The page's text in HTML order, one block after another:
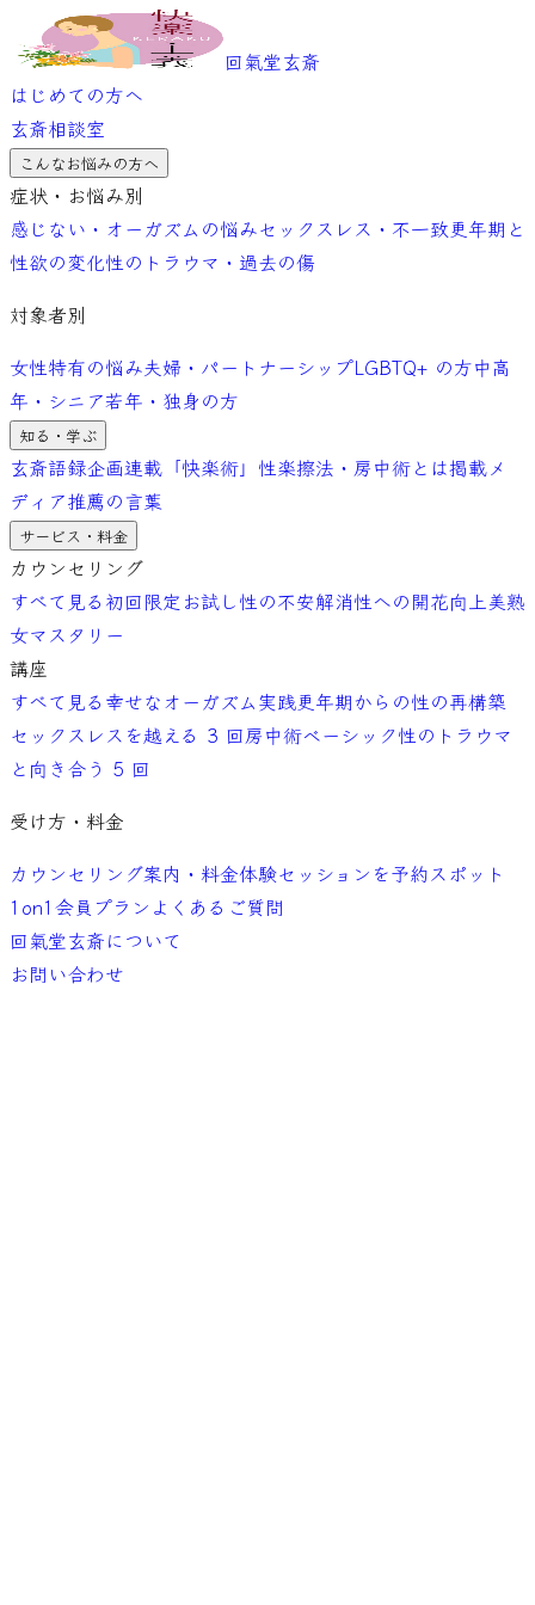
回氣堂玄斎
はじめての方へ
玄斎相談室
こんなお悩みの方へ
症状・お悩み別
感じない・オーガズムの悩みセックスレス・不一致更年期と
性欲の変化性のトラウマ・過去の傷
対象者別
女性特有の悩み夫婦・パートナーシップLGBTQ+ の方中高
年・シニア若年・独身の方
知る・学ぶ
玄斎語録企画連載「快楽術」 性楽擦法・房中術とは掲載メ
ディア推薦の言葉
サービス・料金
カウンセリング
すべて見る 初回限定お試し性の不安解消性への開花向上美熟
女マスタリー
講座
すべて見る 幸せなオーガズム実践更年期からの性の再構築
セックスレスを越える 3 回房中術ベーシック性のトラウマ
と向き合う 5 回
受け方・料金
カウンセリング案内・料金体験セッションを予約スポット
1on1 会員プラン よくあるご質問
回氣堂玄斎について
お問い合わせ